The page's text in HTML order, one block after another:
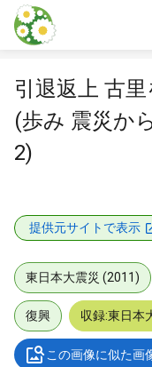
本文に飛ぶ
引退返上 古
(歩み 震災か
2)
提供元サイトで表示
東日本大震災 (2011)
復興 収録:東日本
この画像に似た画